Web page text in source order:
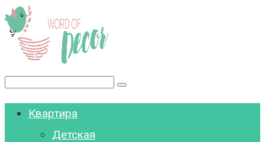
Перейти
к
контенту
Поиск:
Квартира
Детская